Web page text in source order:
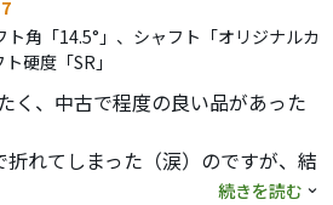
を知りません。ww
ました。
とはならないなと思いました。
7
ト角「14.5°」、シャフト「オリジナルカ
硬度「SR」
く、中古で程度の良い品があった
れてしまった（涙）のですが、結
で安くなっていた新品を買い直し
続きを読む